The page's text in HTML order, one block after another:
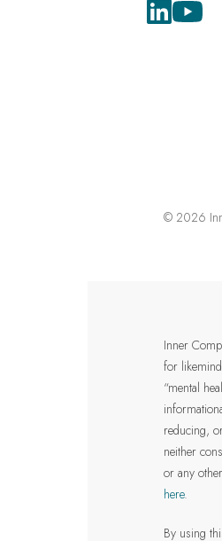
© 2026
Inner
for
“mental
reducing,
neither
or any
here.
By using